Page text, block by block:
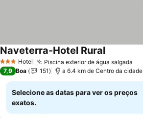
3 EstrelasHotel Piscina exterior de água salgada
Naveterra-Hotel Rural
7,9 Boa 151 a 6.4 km de Centro da cidade
Selecione as datas para ver os preços
exatos.